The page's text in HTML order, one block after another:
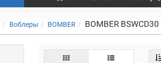
Воблеры BOMBER BOMBER BSWCD30